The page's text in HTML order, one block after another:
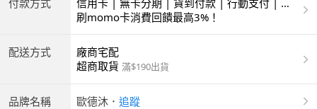
付款方式
信用卡 | 無卡分期 | 貨到付款 | 行動支付 | 超
商付款 | ATM | 銀聯卡
刷momo卡消費回饋最高3%！
配送方式
廠商宅配
超商取貨 滿$190出貨
品牌名稱 歐德沐 ． 追蹤